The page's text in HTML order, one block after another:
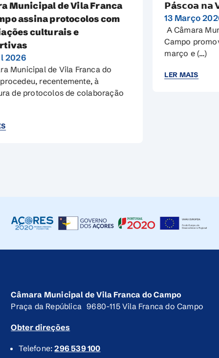
𝗣á𝘀𝗰𝗼𝗮 𝗻𝗮 𝗩𝗶𝗹𝗮 𝟮𝟬𝟮𝟲
13 Março 2026
A Câmara Municipal de Vila Franca do
LER MAIS
Câmara Municipal de Vila Franca do Campo
Praça da República 9680-115 Vila Franca do Campo
Obter direções
Telefone:296 539 100